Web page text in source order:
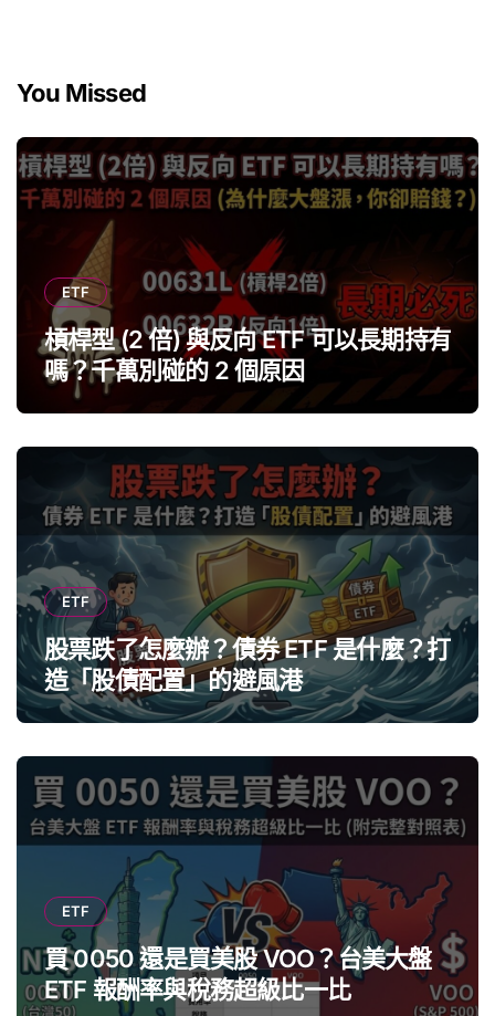
You Missed
ETF
槓桿型 (2 倍) 與反向 ETF 可以長期持有
嗎？千萬別碰的 2 個原因
ETF
股票跌了怎麼辦？債券 ETF 是什麼？打
造「股債配置」的避風港
ETF
買 0050 還是買美股 VOO？台美大盤
ETF 報酬率與稅務超級比一比